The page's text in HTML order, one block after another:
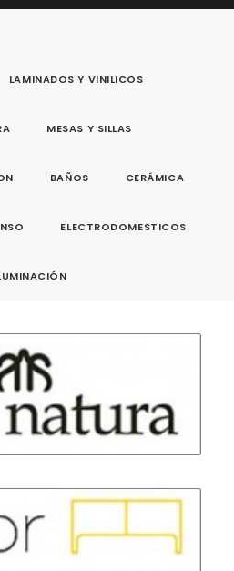
LAMINADOS Y VINILICOS
MESAS Y SILLAS
BAÑOS CERÁMICA
ELECTRODOMESTICOS